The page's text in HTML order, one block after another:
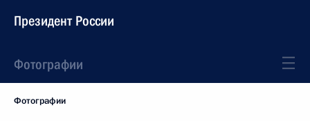
Президент России
Фотографии
Фотографии